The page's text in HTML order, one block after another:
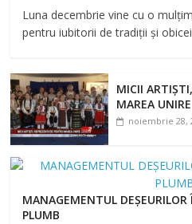
Luna decembrie vine cu o
pentru iubitorii de tradiții și
MICII
MAREA UNIRE
noiembrie 28,
MANAGEMENTUL
PLUMB